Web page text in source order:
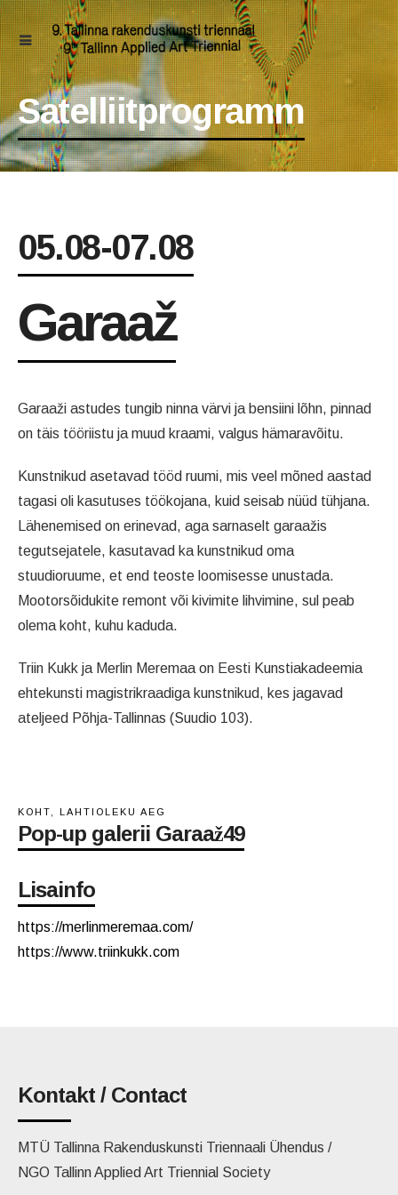
Satelliitprogramm
05.08-07.08
Garaaž
Garaaži astudes tungib ninna värvi ja bensiini lõhn, pinnad
on täis tööriistu ja muud kraami, valgus hämaravõitu.
Kunstnikud asetavad tööd ruumi, mis veel mõned aastad
tagasi oli kasutuses töökojana, kuid seisab nüüd tühjana.
Lähenemised on erinevad, aga sarnaselt garaažis
tegutsejatele, kasutavad ka kunstnikud oma
stuudioruume, et end teoste loomisesse unustada.
Mootorsõidukite remont või kivimite lihvimine, sul peab
olema koht, kuhu kaduda.
Triin Kukk ja Merlin Meremaa on Eesti Kunstiakadeemia
ehtekunsti magistrikraadiga kunstnikud, kes jagavad
ateljeed Põhja-Tallinnas (Suudio 103).
KOHT, LAHTIOLEKU AEG
Pop-up galerii Garaaž49
Lisainfo
https://merlinmeremaa.com/
https://www.triinkukk.com
Kontakt / Contact
MTÜ Tallinna Rakenduskunsti Triennaali Ühendus /
NGO Tallinn Applied Art Triennial Society